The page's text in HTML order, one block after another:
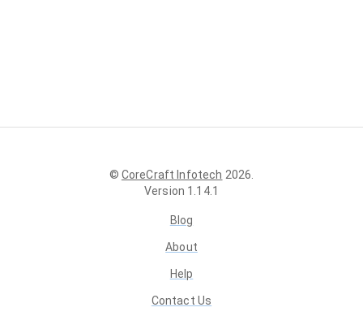
© CoreCraft Infotech 2026
Version 1.14.1
Blog
About
Help
Contact Us